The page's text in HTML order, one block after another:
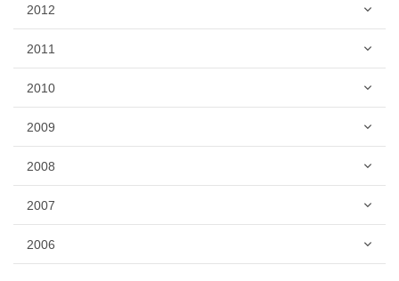
2012
2011
2010
2009
2008
2007
2006